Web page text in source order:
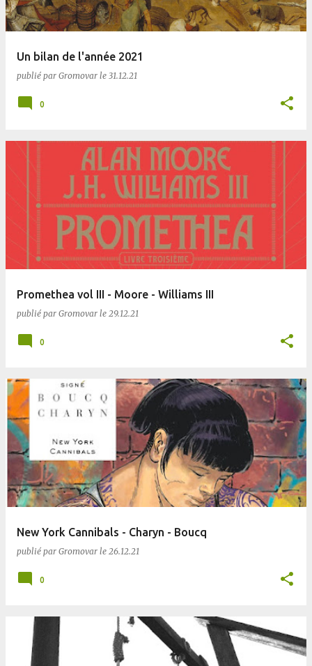
Un bilan de l'année 2021
publié par Gromovar le 31.12.21
0
Promethea vol III - Moore - Williams III
publié par Gromovar le 29.12.21
0
New York Cannibals - Charyn - Boucq
publié par Gromovar le 26.12.21
0